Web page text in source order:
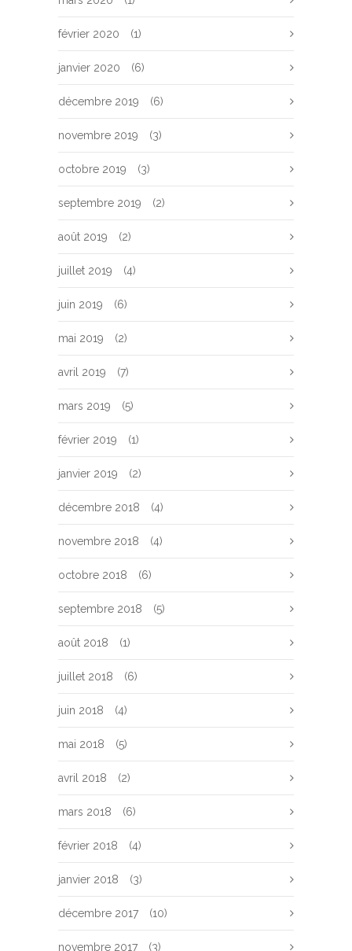
février 2020 (1)
janvier 2020 (6)
décembre 2019 (6)
novembre 2019 (3)
octobre 2019 (3)
septembre 2019 (2)
août 2019 (2)
juillet 2019 (4)
juin 2019 (6)
mai 2019 (2)
avril 2019 (7)
mars 2019 (5)
février 2019 (1)
janvier 2019 (2)
décembre 2018 (4)
novembre 2018 (4)
octobre 2018 (6)
septembre 2018 (5)
août 2018 (1)
juillet 2018 (6)
juin 2018 (4)
mai 2018 (5)
avril 2018 (2)
mars 2018 (6)
février 2018 (4)
janvier 2018 (3)
décembre 2017 (10)
novembre 2017 (3)